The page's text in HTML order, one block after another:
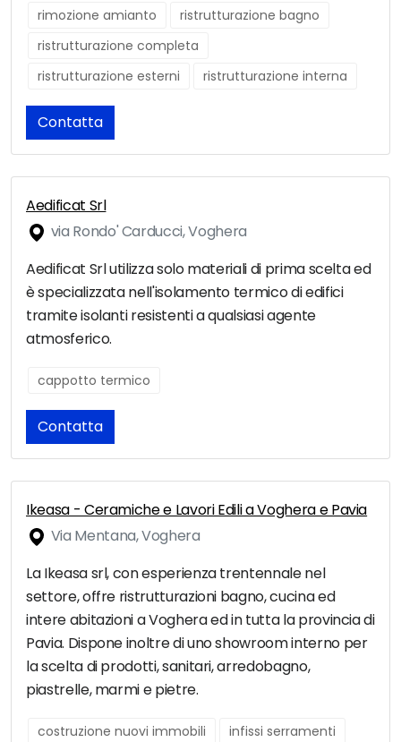
rimozione amianto
ristrutturazione bagno
ristrutturazione completa
ristrutturazione esterni
ristrutturazione interna
Contatta
Aedificat Srl
via Rondo' Carducci, Voghera
Aedificat Srl utilizza solo materiali di prima scelta ed
è specializzata nell'isolamento termico di edifici
tramite isolanti resistenti a qualsiasi agente
atmosferico.
cappotto termico
Contatta
Ikeasa - Ceramiche e Lavori Edili a Voghera e Pavia
Via Mentana, Voghera
La Ikeasa srl, con esperienza trentennale nel
settore, offre ristrutturazioni bagno, cucina ed
intere abitazioni a Voghera ed in tutta la provincia di
Pavia. Dispone inoltre di uno showroom interno per
la scelta di prodotti, sanitari, arredobagno,
piastrelle, marmi e pietre.
costruzione nuovi immobili
infissi serramenti